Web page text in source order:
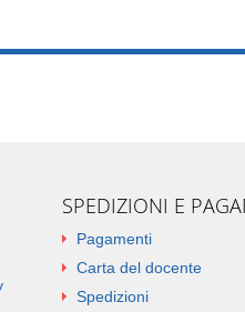
SPEDIZIONI E
Pagamenti
Carta del docente
Spedizioni